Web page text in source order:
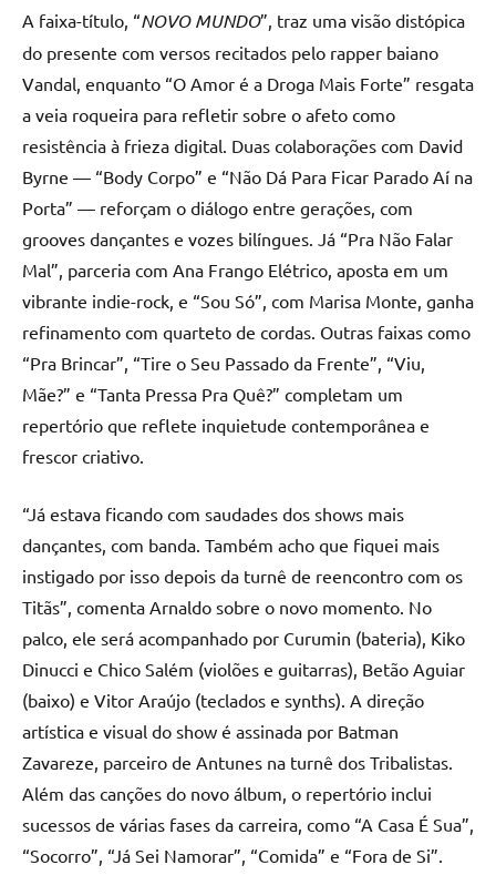
A faixa-título, “NOVO MUNDO”, traz uma visão distópica
do presente com versos recitados pelo rapper baiano
Vandal, enquanto “O Amor é a Droga Mais Forte” resgata
a veia roqueira para refletir sobre o afeto como
resistência à frieza digital. Duas colaborações com David
Byrne — “Body Corpo” e “Não Dá Para Ficar Parado Aí na
Porta” — reforçam o diálogo entre gerações, com
grooves dançantes e vozes bilíngues. Já “Pra Não Falar
Mal”, parceria com Ana Frango Elétrico, aposta em um
vibrante indie-rock, e “Sou Só”, com Marisa Monte, ganha
refinamento com quarteto de cordas. Outras faixas como
“Pra Brincar”, “Tire o Seu Passado da Frente”, “Viu,
Mãe?” e “Tanta Pressa Pra Quê?” completam um
repertório que reflete inquietude contemporânea e
frescor criativo.
“Já estava ficando com saudades dos shows mais
dançantes, com banda. Também acho que fiquei mais
instigado por isso depois da turnê de reencontro com os
Titãs”, comenta Arnaldo sobre o novo momento. No
palco, ele será acompanhado por Curumin (bateria), Kiko
Dinucci e Chico Salém (violões e guitarras), Betão Aguiar
(baixo) e Vitor Araújo (teclados e synths). A direção
artística e visual do show é assinada por Batman
Zavareze, parceiro de Antunes na turnê dos Tribalistas.
Além das canções do novo álbum, o repertório inclui
sucessos de várias fases da carreira, como “A Casa É Sua”,
“Socorro”, “Já Sei Namorar”, “Comida” e “Fora de Si”.